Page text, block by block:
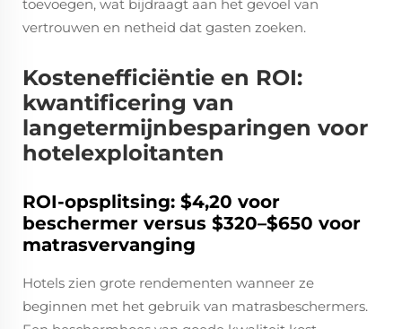
toevoegen, wat bijdraagt aan het gevoel van
vertrouwen en netheid dat gasten zoeken.
Kostenefficiëntie en ROI:
kwantificering van
langetermijnbesparingen voor
hotelexploitanten
ROI-opsplitsing: $4,20 voor
beschermer versus $320–$650 voor
matrasvervanging
Hotels zien grote rendementen wanneer ze
beginnen met het gebruik van matrasbeschermers.